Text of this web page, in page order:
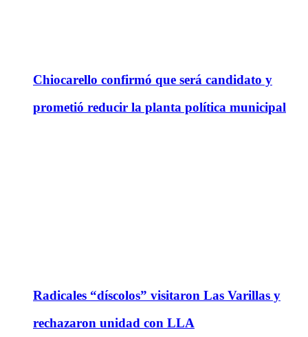
Chiocarello confirmó que será candidato y
prometió reducir la planta política municipal
Radicales “díscolos” visitaron Las Varillas y
rechazaron unidad con LLA